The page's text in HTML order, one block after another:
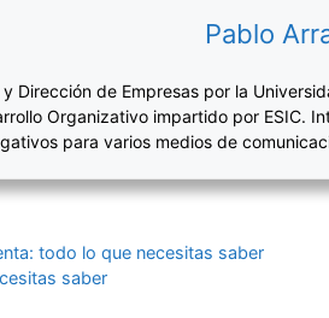
Pablo
Dirección de Empresas por la
Organizativo impartido por ESIC.
para varios medios de
todo lo que necesitas saber
saber